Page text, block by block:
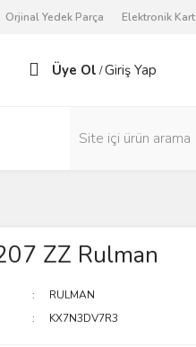
Orjinal Yedek Parça Elektronik Kart
Üye Ol /Giriş Yap
ZZ Rulman
RULMAN
KX7N3DV7R3